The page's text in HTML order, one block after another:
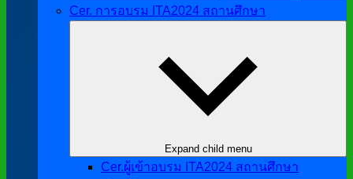
Cer. การอบรม ITA2024 สถานศึกษา
Expand child menu
Cer.ผู้เข้าอบรม ITA2024 สถานศึกษา